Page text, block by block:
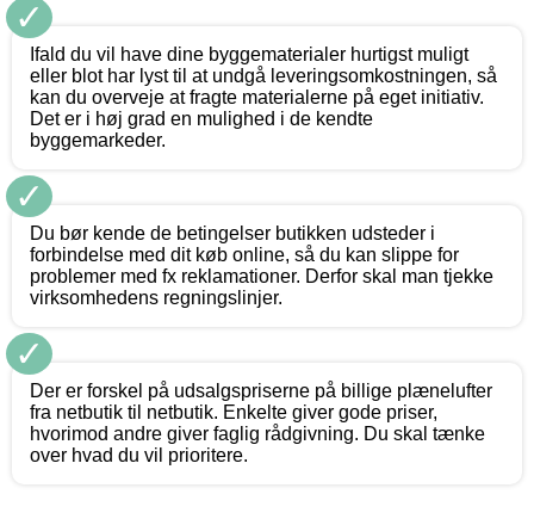
✓
Ifald du vil have dine byggematerialer hurtigst muligt
eller blot har lyst til at undgå leveringsomkostningen, så
kan du overveje at fragte materialerne på eget initiativ.
Det er i høj grad en mulighed i de kendte
byggemarkeder.
✓
Du bør kende de betingelser butikken udsteder i
forbindelse med dit køb online, så du kan slippe for
problemer med fx reklamationer. Derfor skal man tjekke
virksomhedens regningslinjer.
✓
Der er forskel på udsalgspriserne på billige plænelufter
fra netbutik til netbutik. Enkelte giver gode priser,
hvorimod andre giver faglig rådgivning. Du skal tænke
over hvad du vil prioritere.